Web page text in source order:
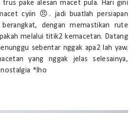
pake alesan macet pula. Hari gini
cyiin 😠. jadi buatlah persiapan
dengan memastikan rute
melalui titik2 kemacetan. Datang
sebentar nggak apa2 lah yaw.
yang nggak jelas selesainya,
*lho